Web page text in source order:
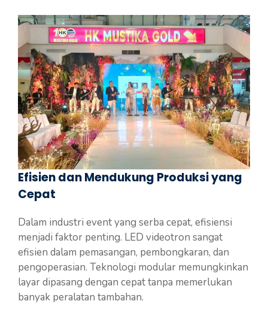
Efisien dan Mendukung Produksi yang
Cepat
Dalam industri event yang serba cepat, efisiensi
menjadi faktor penting. LED videotron sangat
efisien dalam pemasangan, pembongkaran, dan
pengoperasian. Teknologi modular memungkinkan
layar dipasang dengan cepat tanpa memerlukan
banyak peralatan tambahan.